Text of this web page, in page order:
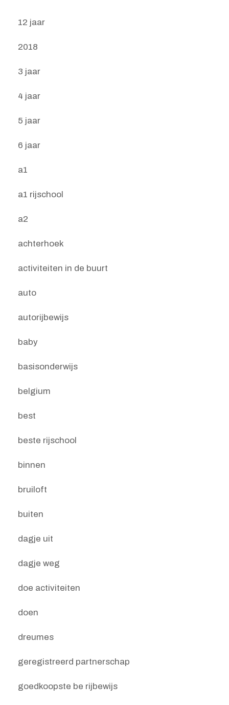
12 jaar
2018
3 jaar
4 jaar
5 jaar
6 jaar
a1
a1 rijschool
a2
achterhoek
activiteiten in de buurt
auto
autorijbewijs
baby
basisonderwijs
belgium
best
beste rijschool
binnen
bruiloft
buiten
dagje uit
dagje weg
doe activiteiten
doen
dreumes
geregistreerd partnerschap
goedkoopste be rijbewijs